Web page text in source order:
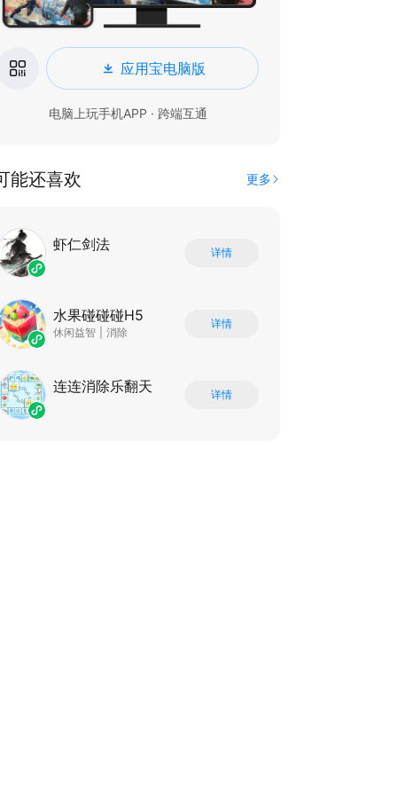
应用宝电脑版
电脑上玩手机APP · 跨端互通
能还喜欢 更多
虾仁剑法 详情
水果碰碰碰H5
休闲益智 消除
详情
连连消除乐翻天 详情